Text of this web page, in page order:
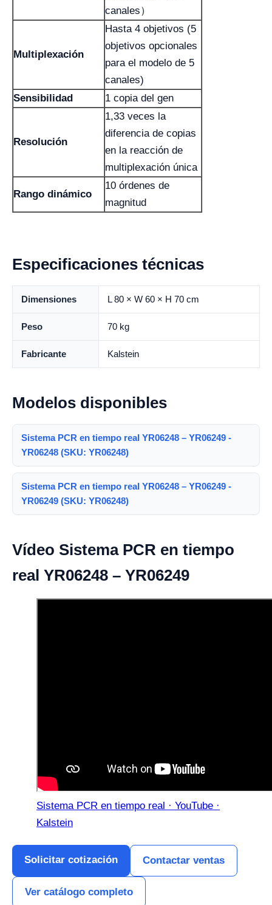
canales）
Multiplexación
Hasta 4 objetivos (5
objetivos opcionales
para el modelo de 5
canales)
Sensibilidad
1 copia del gen
Resolución
1,33 veces la
diferencia de copias
en la reacción de
multiplexación única
Rango dinámico
10 órdenes de
magnitud
Especificaciones técnicas
Dimensiones L 80 × W 60 × H 70 cm
Peso 70 kg
Fabricante Kalstein
Modelos disponibles
Sistema PCR en tiempo real YR06248 – YR06249 -
YR06248 (SKU: YR06248)
Sistema PCR en tiempo real YR06248 – YR06249 -
YR06249 (SKU: YR06248)
Vídeo Sistema PCR en tiempo
real YR06248 – YR06249
Sistema PCR en tiempo real · YouTube ·
Kalstein
Solicitar cotización Contactar ventas
Ver catálogo completo